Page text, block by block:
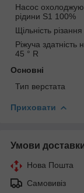
Насос
рідини S1 100%
Щільність
Ріжуча здатність
45 ° R
Основні
Тип верстата
Приховати
Умови
Нова Пошта
Самовивіз